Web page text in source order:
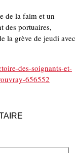
de la faim et un
des portuaires,
la grève de jeudi avec
des-soignants-et-
656552